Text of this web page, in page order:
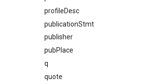
profileDesc
publicationStmt
publisher
pubPlace
q
quote